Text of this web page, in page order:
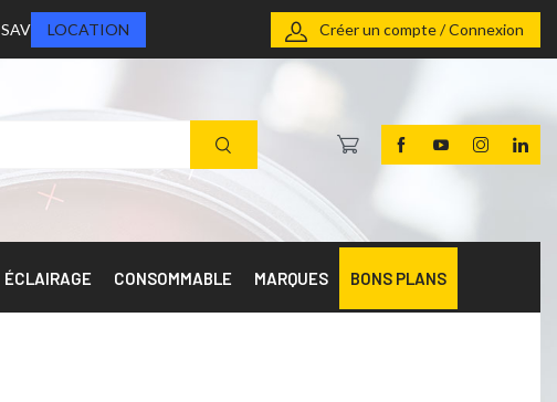
SAV LOCATION Créer un compte / Connexion
ÉCLAIRAGE CONSOMMABLE MARQUES BONS PLANS